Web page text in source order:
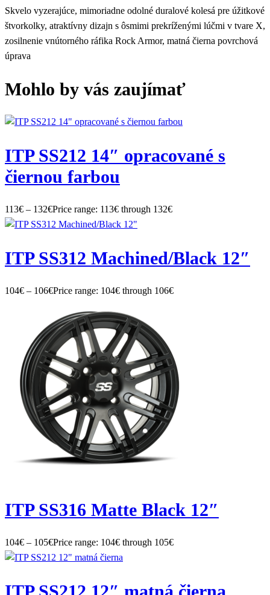
Skvelo vyzerajúce, mimoriadne odolné duralové kolesá pre úžitkové
štvorkolky, atraktívny dizajn s ôsmimi prekríženými lúčmi v tvare X,
zosilnenie vnútorného ráfika Rock Armor, matná čierna povrchová
úprava
Mohlo by vás zaujímať
ITP SS212 14″ opracované s
čiernou farbou
113€ – 132€Price range: 113€ through 132€
ITP SS312 Machined/Black 12″
104€ – 106€Price range: 104€ through 106€
ITP SS316 Matte Black 12″
104€ – 105€Price range: 104€ through 105€